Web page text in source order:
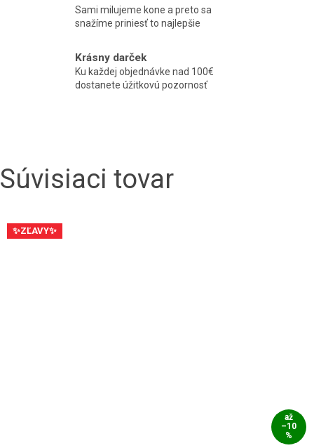
Sami milujeme kone a preto sa
snažíme priniesť to najlepšie
Krásny darček
Ku každej objednávke nad 100€
dostanete úžitkovú pozornosť
Súvisiaci tovar
✨ZĽAVY✨
až
–10
%